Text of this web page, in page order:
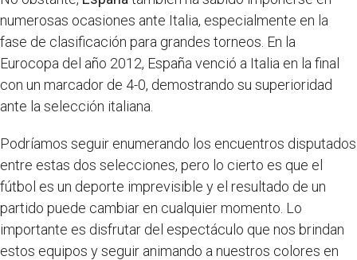
numerosas ocasiones ante Italia, especialmente en la
fase de clasificación para grandes torneos. En la
Eurocopa del año 2012, España venció a Italia en la final
con un marcador de 4-0, demostrando su superioridad
ante la selección italiana.
Podríamos seguir enumerando los encuentros disputados
entre estas dos selecciones, pero lo cierto es que el
fútbol es un deporte imprevisible y el resultado de un
partido puede cambiar en cualquier momento. Lo
importante es disfrutar del espectáculo que nos brindan
estos equipos y seguir animando a nuestros colores en